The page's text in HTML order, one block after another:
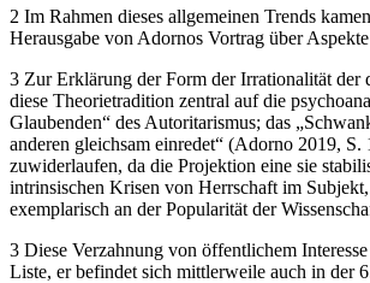
2 Im Rahmen dieses allgemeinen Trends
Herausgabe von Adornos Vortrag über
3 Zur Erklärung der Form der Irrationalität der
diese Theorietradition zentral auf die
Glaubenden“ des Autoritarismus; das
anderen gleichsam einredet“ (Adorno 2019,
zuwiderlaufen, da die Projektion eine sie
intrinsischen Krisen von Herrschaft im
exemplarisch an der Popularität der
3 Diese Verzahnung von öffentlichem
Liste, er befindet sich mittlerweile auch in der